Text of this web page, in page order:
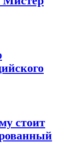
стоит